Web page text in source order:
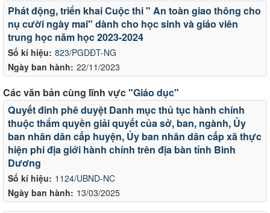
Số kí hiệu: 823/PGDĐT-NG
Ngày ban hành: 22/11/2023
Phát động, triển khai Cuộc thi " An toàn giao thông cho
nụ cười ngày mai" dành cho học sinh và giáo viên
trung học năm học 2023-2024
Các văn bản cùng lĩnh vực"Giáo dục"
Số kí hiệu: 1124/UBND-NC
Ngày ban hành: 13/03/2025
Quyết đinh phê duyệt Danh mục thủ tục hành chính
thuộc thẩm quyền giải quyết của sở, ban, ngành, Ủy
ban nhân dân cấp huyện, Ủy ban nhân dân cấp xã thực
hiện phi địa giới hành chính trên địa bàn tỉnh Bình
Dương